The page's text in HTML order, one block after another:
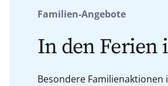
Familien-Angebote
In den Ferien
Besondere